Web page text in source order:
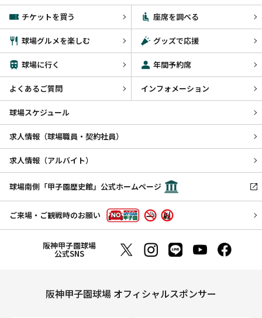
チケットを買う 座席を調べる
球場グルメを楽しむ グッズで応援
球場に行く 年間予約席
よくあるご質問 インフォメーション
球場スケジュール
求人情報（球場職員・契約社員）
求人情報（アルバイト）
球場南側「甲子園歴史館」公式ホームページ
ご来場・ご観戦時のお願い
阪神甲子園球場
公式SNS
阪神甲子園球場 オフィシャルスポンサー